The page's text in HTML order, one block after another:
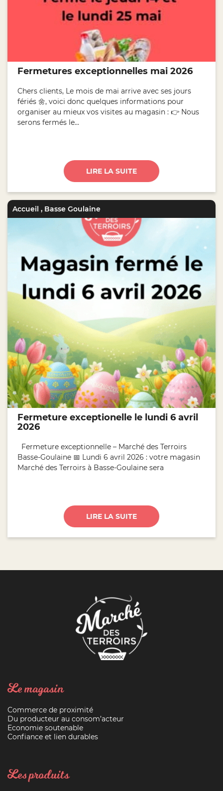
Fermetures exceptionnelles mai 2026
Chers clients, Le mois de mai arrive avec ses jours
fériés 🌼, voici donc quelques informations pour
organiser au mieux vos visites au magasin : 👉 Nous
serons fermés le...
LIRE LA SUITE
Accueil , Basse Goulaine
Fermeture exceptionelle le lundi 6 avril
2026
Fermeture exceptionnelle – Marché des Terroirs
Basse-Goulaine 📅 Lundi 6 avril 2026 : votre magasin
Marché des Terroirs à Basse-Goulaine sera
LIRE LA SUITE
Le magasin
Commerce de proximité
Du producteur au consom’acteur
Economie soutenable
Confiance et lien durables
Les produits